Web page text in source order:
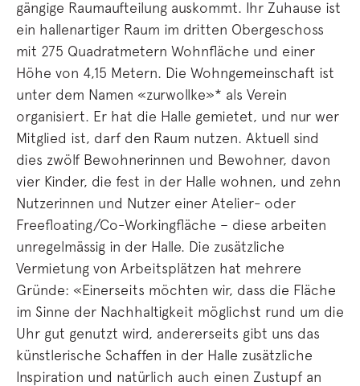
gängige Raumaufteilung auskommt. Ihr Zuhause ist
ein hallenartiger Raum im dritten Obergeschoss
mit 275 Quadratmetern Wohnfläche und einer
Höhe von 4,15 Metern. Die Wohngemeinschaft ist
unter dem Namen «zurwollke»* als Verein
organisiert. Er hat die Halle gemietet, und nur wer
Mitglied ist, darf den Raum nutzen. Aktuell sind
dies zwölf Bewohnerinnen und Bewohner, davon
vier Kinder, die fest in der Halle wohnen, und zehn
Nutzerinnen und Nutzer einer Atelier- oder
Freefloating/Co-Workingfläche – diese arbeiten
unregelmässig in der Halle. Die zusätzliche
Vermietung von Arbeitsplätzen hat mehrere
Gründe: «Einerseits möchten wir, dass die Fläche
im Sinne der Nachhaltigkeit möglichst rund um die
Uhr gut genutzt wird, andererseits gibt uns das
künstlerische Schaffen in der Halle zusätzliche
Inspiration und natürlich auch einen Zustupf an